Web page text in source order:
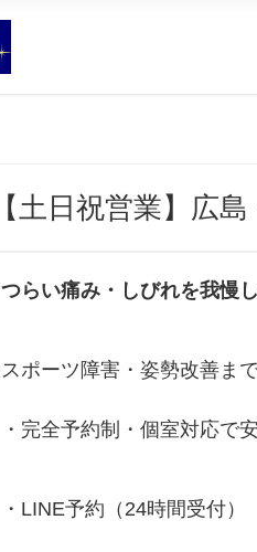
【土日祝営業】広
つらい痛み・しびれを我慢
スポーツ障害・姿勢改善ま
・完全予約制・個室対応で
・LINE予約（24時間受付）